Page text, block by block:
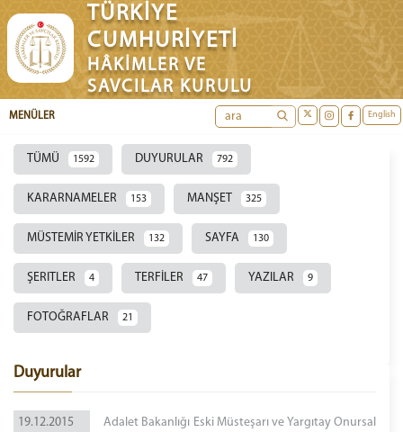
TÜRKİYE
CUMHURİYETİ
HÂKİMLER VE
SAVCILAR KURULU
English
MENÜLER
TÜMÜ 1592 DUYURULAR 792
KARARNAMELER 153 MANŞET 325
MÜSTEMİR YETKİLER 132 SAYFA 130
ŞERITLER 4 TERFİLER 47 YAZILAR 9
FOTOĞRAFLAR 21
Duyurular
19.12.2015
Adalet Bakanlığı Eski Müsteşarı ve Yargıtay Onursal